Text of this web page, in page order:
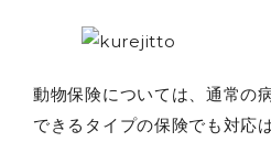
動物保険については、通常の
できるタイプの保険でも対応